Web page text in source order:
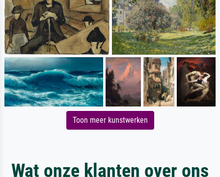
Toon meer kunstwerken
Wat onze klanten over ons